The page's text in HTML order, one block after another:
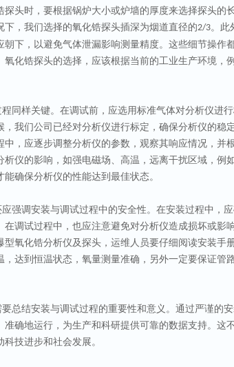
探头时，要根据锅炉大小或炉墙的厚度来选择探头的
下，我们选择的氧化锆探头插深为烟道直径的2/3。此
朝下，以避免气体泄漏影响测量精度。这些细节操作
氧化锆探头的选择，应该根据当前的工业生产环境，
同样关键。在调试前，应选用标准气体对分析仪进
，我们公司已经对分析仪进行标定，确保分析仪的稳
中，应逐步调整分析仪的参数，观察其响应情况，并
析仪的影响，如强电磁场、高温 ， 远离干扰区域，例
能确保分析仪的性能达到最佳状态。
强调安装与调试过程中的安全性。在安装过程中，
在调试过程中，也应注意避免对分析仪造成损坏或影
型氧化锆分析仪及探头，运维人员要仔细阅读安装手
，达到恒温状态，氧量测量准确，另外一定要保证管
总结安装与调试过程的重要性和意义。通过严谨的
准确地运行，为生产和科研提供可靠的数据支持。这
技进步和社会发展。